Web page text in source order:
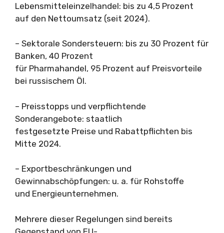
Lebensmitteleinzelhandel: bis zu 4,5 Prozent
auf den Nettoumsatz (seit 2024).
– Sektorale Sondersteuern: bis zu 30 Prozent für
Banken, 40 Prozent
für Pharmahandel, 95 Prozent auf Preisvorteile
bei russischem Öl.
– Preisstopps und verpflichtende
Sonderangebote: staatlich
festgesetzte Preise und Rabattpflichten bis
Mitte 2024.
– Exportbeschränkungen und
Gewinnabschöpfungen: u. a. für Rohstoffe
und Energieunternehmen.
Mehrere dieser Regelungen sind bereits